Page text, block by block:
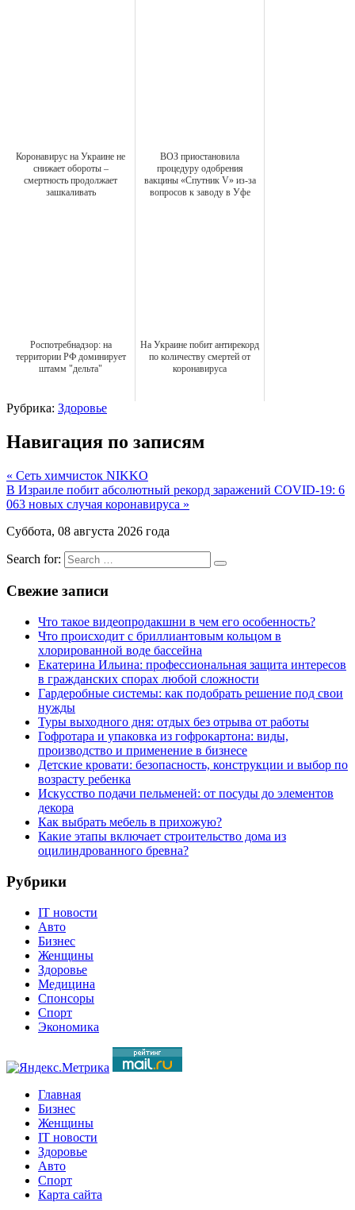
Коронавирус на Украине не
снижает обороты –
смертность продолжает
зашкаливать
ВОЗ приостановила
процедуру одобрения
вакцины «Спутник V» из-за
вопросов к заводу в Уфе
Роспотребнадзор: на
территории РФ доминирует
штамм "дельта"
На Украине побит антирекорд
по количеству смертей от
коронавируса
Рубрика: Здоровье
Навигация по записям
« Сеть химчисток NIKKO
В Израиле побит абсолютный рекорд заражений COVID-19: 6
063 новых случая коронавируса »
Суббота, 08 августа 2026 года
Search for:
Свежие записи
Что такое видеопродакшни в чем его особенность?
Что происходит с бриллиантовым кольцом в
хлорированной воде бассейна
Екатерина Ильина: профессиональная защита интересов
в гражданских спорах любой сложности
Гардеробные системы: как подобрать решение под свои
нужды
Туры выходного дня: отдых без отрыва от работы
Гофротара и упаковка из гофрокартона: виды,
производство и применение в бизнесе
Детские кровати: безопасность, конструкции и выбор по
возрасту ребенка
Искусство подачи пельменей: от посуды до элементов
декора
Как выбрать мебель в прихожую?
Какие этапы включает строительство дома из
оцилиндрованного бревна?
Рубрики
IT новости
Авто
Бизнес
Женщины
Здоровье
Медицина
Спонсоры
Спорт
Экономика
Главная
Бизнес
Женщины
IT новости
Здоровье
Авто
Спорт
Карта сайта